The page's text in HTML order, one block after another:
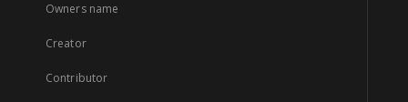
Owners name
Creator
Contributor